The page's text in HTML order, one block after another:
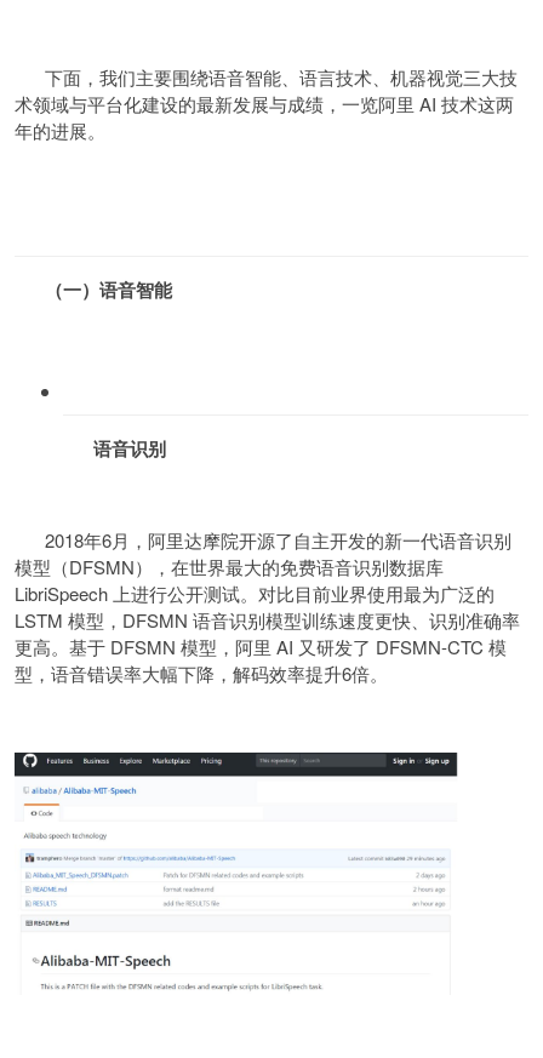
下面，我们主要围绕语音智能、语言技术、机器视觉三大技
术领域与平台化建设的最新发展与成绩，一览阿里 AI 技术这两
年的进展。
（一）语音智能
语音识别
2018年6月，阿里达摩院开源了自主开发的新一代语音识别
模型（DFSMN），在世界最大的免费语音识别数据库
LibriSpeech 上进行公开测试。对比目前业界使用最为广泛的
LSTM 模型，DFSMN 语音识别模型训练速度更快、识别准确率
更高。基于 DFSMN 模型，阿里 AI 又研发了 DFSMN-CTC 模
型，语音错误率大幅下降，解码效率提升6倍。